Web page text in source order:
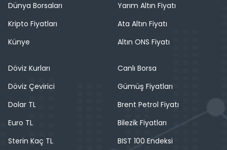
Dünya Borsaları
Kripto Fiyatları
Künye
Yarım Altın Fiyatı
Ata Altın Fiyatı
Altın ONS Fiyatı
Döviz Kurları
Döviz Çevirici
Dolar TL
Euro TL
Sterin Kaç TL
Canlı Borsa
Gümüş Fiyatları
Brent Petrol Fiyatı
Bilezik Fiyatları
BIST 100 Endeksi